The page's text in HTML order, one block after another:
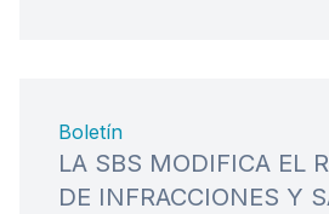
Boletín
LA SBS MODIFICA EL
DE INFRACCIONES Y